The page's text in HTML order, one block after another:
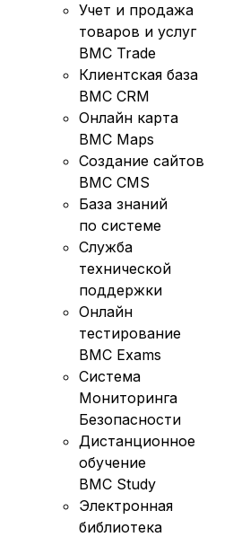
Учет и продажа
товаров и услуг
BMC Trade
Клиентская база
BMC CRM
Онлайн карта
BMC Maps
Создание сайтов
BMC CMS
База знаний
по системе
Служба
технической
поддержки
Онлайн
тестирование
BMC Exams
Система
Мониторинга
Безопасности
Дистанционное
обучение
BMC Study
Электронная
библиотека